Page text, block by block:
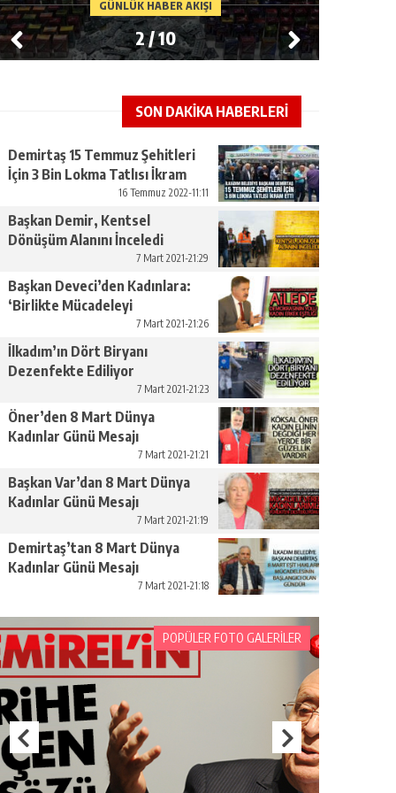
HABER AKIŞI GÜNLÜK
3/10
SON DAKİKA HABERLERİ
Demirtaş 15 Temmuz Şehitleri
İçin 3 Bin Lokma Tatlısı İkram
16 Temmuz 2022-11:11
Başkan Demir, Kentsel
Dönüşüm Alanını İnceledi
7 Mart 2021-21:29
Başkan Deveci’den Kadınlara:
‘Birlikte Mücadeleyi
7 Mart 2021-21:26
İlkadım’ın Dört Biryanı
Dezenfekte Ediliyor
7 Mart 2021-21:23
Öner’den 8 Mart Dünya
Kadınlar Günü Mesajı
7 Mart 2021-21:21
Başkan Var’dan 8 Mart Dünya
Kadınlar Günü Mesajı
7 Mart 2021-21:19
Demirtaş’tan 8 Mart Dünya
Kadınlar Günü Mesajı
7 Mart 2021-21:18
POPÜLER FOTO GALERİLER